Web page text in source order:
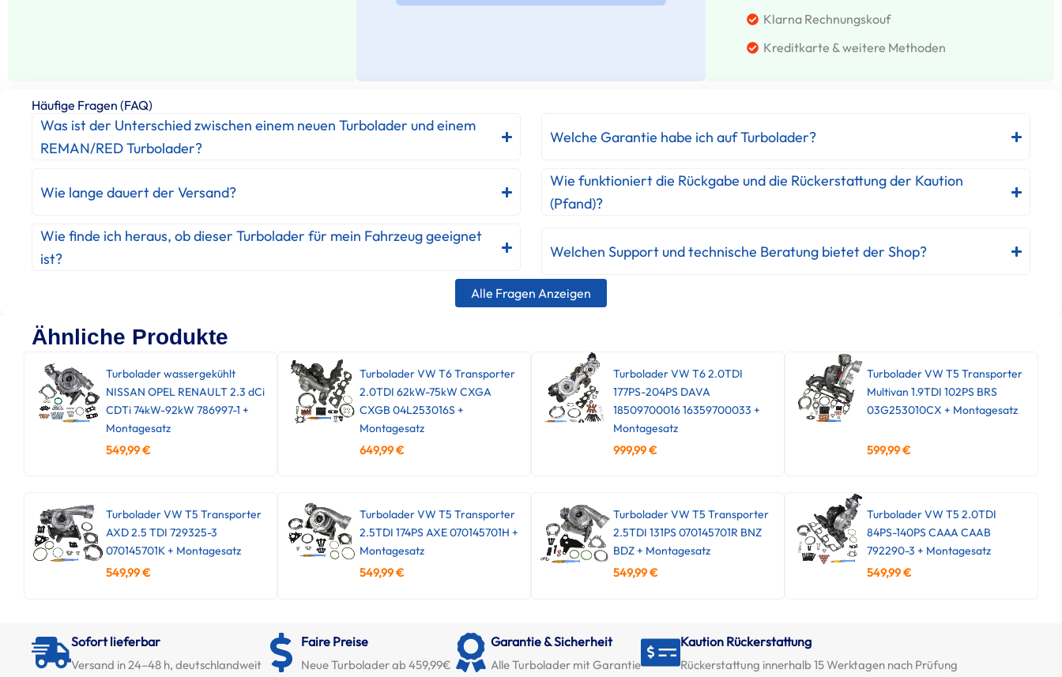
Klarna Rechnungskouf
Kreditkarte & weitere Methoden
Häufige Fragen (FAQ)
Was ist der Unterschied zwischen einem neuen Turbolader und einem
REMAN/RED Turbolader?
Welche Garantie habe ich auf Turbolader?
Wie lange dauert der Versand?
Wie funktioniert die Rückgabe und die Rückerstattung der Kaution
(Pfand)?
Wie finde ich heraus, ob dieser Turbolader für mein Fahrzeug geeignet
ist?
Welchen Support und technische Beratung bietet der Shop?
Alle Fragen Anzeigen
Ähnliche Produkte
Turbolader wassergekühlt
NISSAN OPEL RENAULT 2.3 dCi
CDTi 74kW-92kW 786997-1 +
Montagesatz
549,99€
Turbolader VW T6 Transporter
2.0TDI 62kW-75kW CXGA
CXGB 04L253016S +
Montagesatz
649,99€
Turbolader VW T6 2.0TDI
177PS-204PS DAVA
18509700016 16359700033 +
Montagesatz
999,99€
Turbolader VW T5 Transporter
Multivan 1.9TDI 102PS BRS
03G253010CX + Montagesatz
599,99€
Turbolader VW T5 Transporter
AXD 2.5 TDI 729325-3
070145701K + Montagesatz
549,99€
Turbolader VW T5 Transporter
2.5TDI 174PS AXE 070145701H +
Montagesatz
549,99€
Turbolader VW T5 Transporter
2.5TDI 131PS 070145701R BNZ
BDZ + Montagesatz
549,99€
Turbolader VW T5 2.0TDI
84PS-140PS CAAA CAAB
792290-3 + Montagesatz
549,99€
Sofort lieferbar
Versand in 24–48 h, deutschlandweit
Faire Preise
Neue Turbolader ab 459,99€
Garantie & Sicherheit
Alle Turbolader mit Garantie
Kaution Rückerstattung
Rückerstattung innerhalb 15 Werktagen nach Prüfung